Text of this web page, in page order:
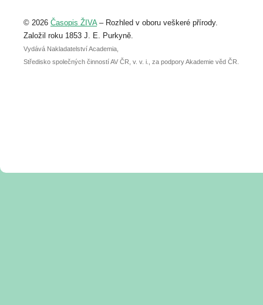
abstraktu přihlášené přednášky nebo
posteru je už 30. června.
© 2026 Časopis ŽIVA– Rozhled v oboru veškeré přírody.
Založil roku 1853 J. E. Purkyně.
Vydává Nakladatelství Academia,
Středisko společných činností AV ČR, v. v. i., za podpory Akademie věd ČR.